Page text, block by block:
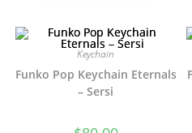
Keychain
Funko Pop Keychain Eternals
– Sersi